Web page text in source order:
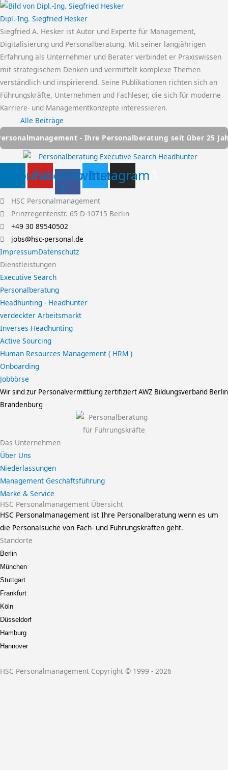
Dipl.-Ing. Siegfried Hesker
Siegfried A. Hesker ist Autor und Experte für Management,
Digitalisierung und Personalberatung. Mit seiner langjährigen
Erfahrung als Unternehmer und Berater verbindet er Praxiswissen
mit strategischem Denken und vermittelt komplexe Themen
verständlich und inspirierend. Seine Publikationen richten sich an
Führungskräfte, Unternehmen und Fachleser, die sich für moderne
Karriere- und Managementkonzepte interessieren.
Alle Beiträge
- Ihre Personalberatung seit über 25 Jahren
HSC
Youtube
Facebook-
f
Twitter
Instagram
HSC Personalmanagement
Prinzregentenstr. 65 D-10715 Berlin
+49 30 89540502
jobs@hsc-personal.de
ImpressumDatenschutz
Dienstleistungen
Executive Search
Personalberatung
Headhunting - Headhunter
verdeckter Arbeitsmarkt
Inverses Headhunting
Active Sourcing
Human Resources Management ( HRM )
Onboarding
Jobbörse
Wir sind zur Personalvermittlung zertifiziertAWZ Bildungsverband Berlin
Brandenburg
Das Unternehmen
Über Uns
Niederlassungen
Management Geschäftsführung
Marke & Service
HSC Personalmanagement Übersicht
HSC Personalmanagement ist Ihre Personalberatung wenn es um
die Personalsuche von Fach- und Führungskräften geht.
Standorte
Berlin
München
Stuttgart
Frankfurt
Köln
Düsseldorf
Hamburg
Hannover
HSC Personalmanagement Copyright © 1999 - 2026